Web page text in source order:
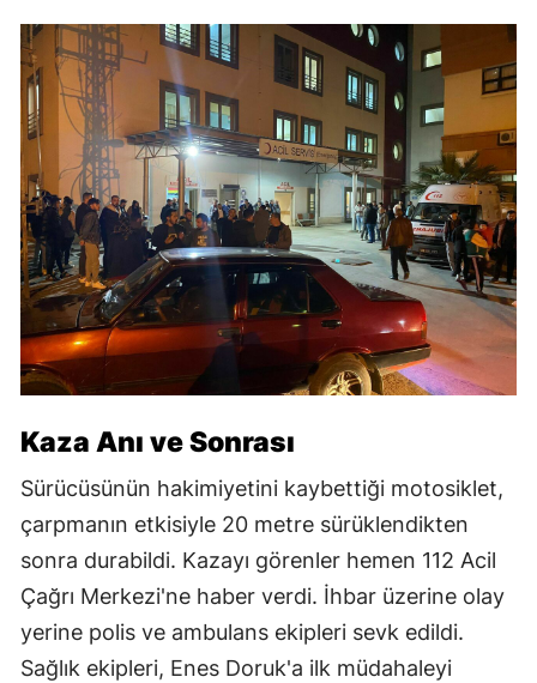
Kaza Anı ve Sonrası
Sürücüsünün hakimiyetini kaybettiği motosiklet,
çarpmanın etkisiyle 20 metre sürüklendikten
sonra durabildi. Kazayı görenler hemen 112 Acil
Çağrı Merkezi'ne haber verdi. İhbar üzerine olay
yerine polis ve ambulans ekipleri sevk edildi.
Sağlık ekipleri, Enes Doruk'a ilk müdahaleyi